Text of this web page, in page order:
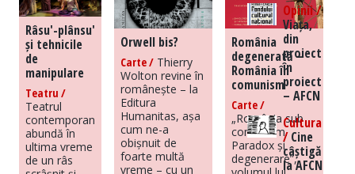
Râsu'-plânsu'
și tehnicile
de
manipulare
Teatru /
Teatrul
contemporan
abundă în
ultima vreme
de un râs
Orwell bis?
Carte / Thierry
Wolton revine în
românește – la
Editura
Humanitas, așa
cum ne-a
obișnuit de
foarte multă
vreme – cu un
România
degenerată –
România în
comunism
Carte /
„România sub
comunism.
Paradox și
degenerare”,
Opinii /
Viața,
din
proiect
în
proiect
– AFCN
Cultura
/Cine
câștigă
la AFCN